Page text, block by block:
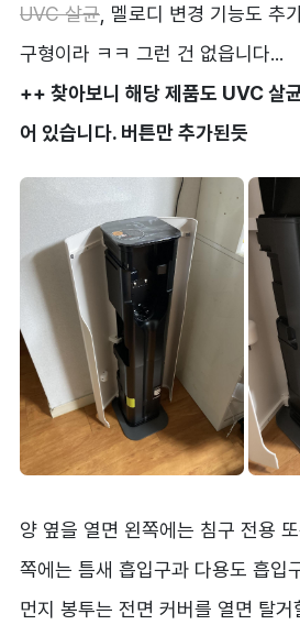
UVC 살균 , 멜로디 변경 기능도 추
구형이라 ㅋㅋ 그런 건 없읍니다...
++ 찾아보니 해당 제품도 UVC 살
어 있습니다. 버튼만 추가된듯
양 옆을 열면 왼쪽에는 침구 전용
쪽에는 틈새 흡입구과 다용도 흡입
먼지 봉투는 전면 커버를 열면 탈거